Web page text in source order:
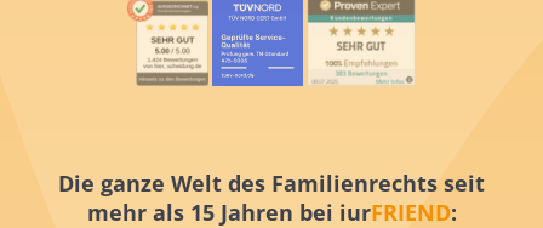
Die ganze Welt des Familienrechts seit
mehr als 15 Jahren bei iurFRIEND: